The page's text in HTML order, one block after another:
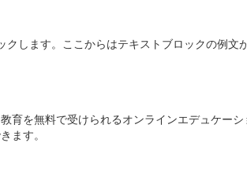
します。ここからはテキストブロックの例文
を無料で受けられるオンラインエデュケー
ます。